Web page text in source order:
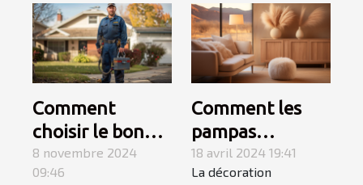
Comment
choisir le bon
service de
dépannage en
8 novembre 2024
09:46
Comment les
pampas
influencent les
tendances en
18 avril 2024 19:41
La décoration